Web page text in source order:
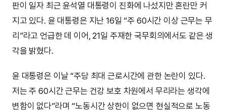
판이 일자 최근 윤석열 대통령이 진화에 나섰지만 혼란만 커
지고 있다. 윤 대통령은 지난 16일 “주 60시간 이상 근무는 무
리”라고 언급한 데 이어, 21일 주재한 국무회의에서도 같은 생
각을 밝혔다.
윤 대통령은 이날 “주당 최대 근로시간에 관한 논란이 있다.
저는 주 60시간 근무는 건강 보호 차원에서 무리라는 생각에
변함이 없다”라며 “노동시간 상한이 없으면 현실적으로 노동